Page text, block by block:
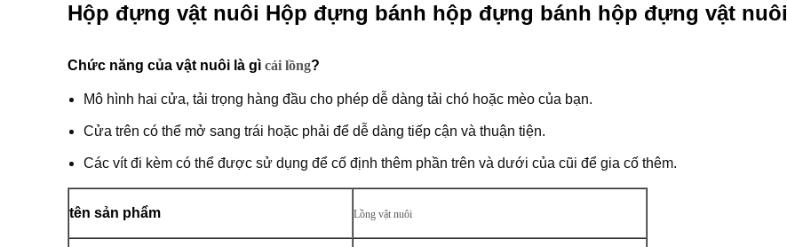
Hộp đựng vật nuôi Hộp đựng bánh hộp đựng bánh hộp đựng vật nuôi
Chức năng của vật nuôi là gì cái lồng?
Mô hình hai cửa, tải trọng hàng đầu cho phép dễ dàng tải chó hoặc mèo của bạn.
Cửa trên có thể mở sang trái hoặc phải để dễ dàng tiếp cận và thuận tiện.
Các vít đi kèm có thể được sử dụng để cố định thêm phần trên và dưới của cũi để gia cố thêm.
tên sản phẩm Lồng vật nuôi